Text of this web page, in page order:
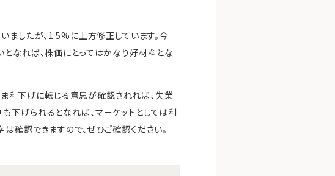
ましたが、1.5%に上方修正しています。今
となれば、株価にとってはかなり好材料とな
利下げに転じる意思が確認されれば、失業
下げられるとなれば、マーケットとしては利
確認できますので、ぜひご確認ください。